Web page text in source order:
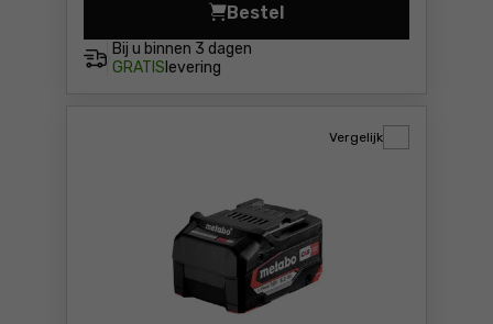
Bij u binnen 3 dagen
GRATIS levering
Bestel
Vergelijk